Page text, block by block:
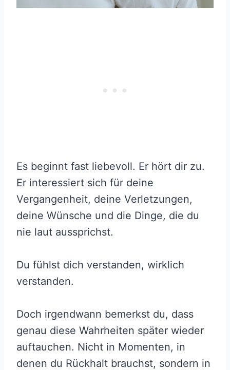
Es beginnt fast liebevoll. Er hört dir zu.
Er interessiert sich für deine
Vergangenheit, deine Verletzungen,
deine Wünsche und die Dinge, die du
nie laut aussprichst.
Du fühlst dich verstanden, wirklich
verstanden.
Doch irgendwann bemerkst du, dass
genau diese Wahrheiten später wieder
auftauchen. Nicht in Momenten, in
denen du Rückhalt brauchst, sondern in